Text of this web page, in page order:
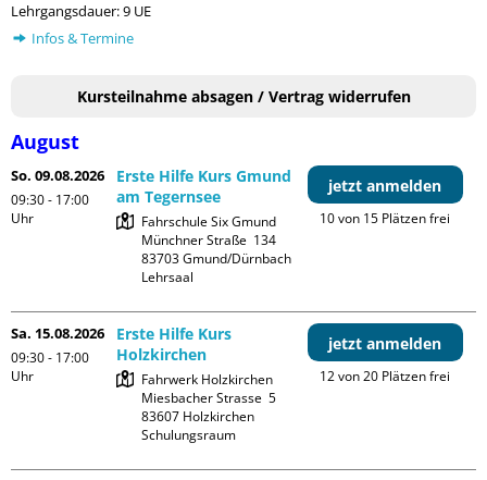
Lehrgangsdauer: 9 UE
Infos & Termine
Kursteilnahme absagen / Vertrag widerrufen
August
So. 09.08.2026
09:30 - 17:00
Uhr
Erste Hilfe Kurs Gmund
am Tegernsee
Fahrschule Six Gmund
Münchner Straße  134
83703 Gmund/Dürnbach
Lehrsaal
jetzt anmelden
10 von 15 Plätzen frei
Sa. 15.08.2026
09:30 - 17:00
Uhr
Erste Hilfe Kurs
Holzkirchen
Fahrwerk Holzkirchen
Miesbacher Strasse  5
83607 Holzkirchen
Schulungsraum
jetzt anmelden
12 von 20 Plätzen frei